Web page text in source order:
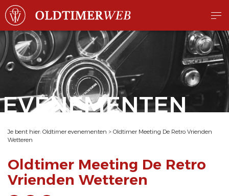
EVENEMENTEN
Je bent hier: Oldtimer evenementen > Oldtimer Meeting De Retro Vrienden
Wetteren
Oldtimer Meeting De Retro
Vrienden Wetteren